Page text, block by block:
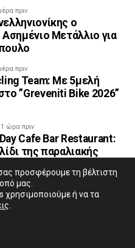
πριν
ο
Ασημένιο Μετάλλιο για
πριν
Team: Με 5μελή
”Greveniti Bike 2026”
1 ώρα πριν
Cafe Bar Restaurant:
της παραλιακής
11 Ιουλίου
2 ώρες πριν
drone ενισχύει την
προσφέρουμε τη βέλτιστη
μας.
χρησιμοποιούμε ή να τα